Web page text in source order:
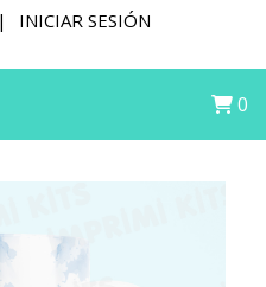
INICIAR SESIÓN
0